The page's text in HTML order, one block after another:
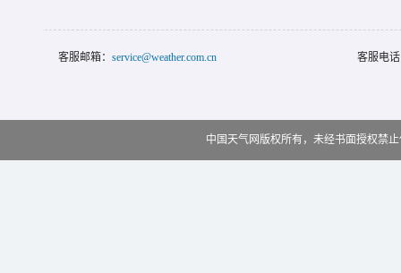
客服邮箱： service@weather.com.cn 客服电
中国天气网版权所有，未经书面授权